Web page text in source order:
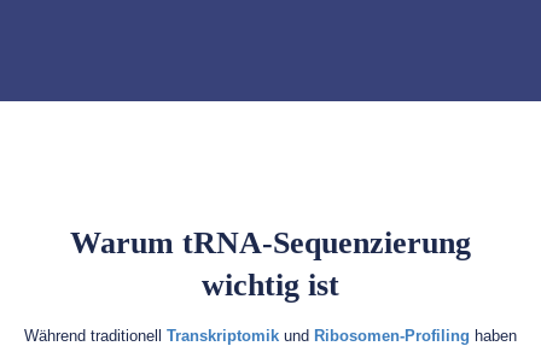
Warum tRNA-Sequenzierung
wichtig ist
Während traditionell Transkriptomik und Ribosomen-Profiling haben